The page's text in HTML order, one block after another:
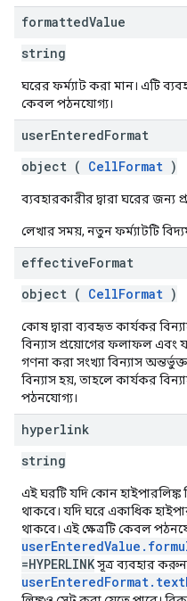
formattedValue
string
ঘরের ফর্ম্যাট করা মান। এটি
কেবল পঠনযোগ্য।
userEnteredFormat
object ( CellFormat )
ব্যবহারকারীর দ্বারা ঘরের জন্য
লেখার সময়, নতুন ফর্ম্যাটটি
effectiveFormat
object ( CellFormat )
কোষ দ্বারা ব্যবহৃত কার্যকর
বিন্যাস প্রয়োগের ফলাফল এবং
গণনা করা সংখ্যা বিন্যাস
বিন্যাস হয়, তাহলে কার্যকর
পঠনযোগ্য।
hyperlink
string
এই ঘরটি যদি কোন হাইপারলিঙ্ক
থাকবে। যদি ঘরে একাধিক
থাকবে। এই ক্ষেত্রটি কেবল
=HYPERLINKসূত্র ব্যবহার